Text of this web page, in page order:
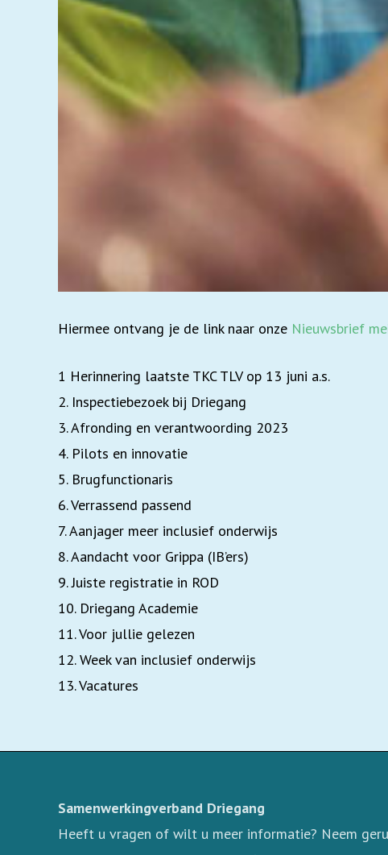
Hiermee ontvang je de link naar onze Nieuwsbrief
1 Herinnering laatste TKC TLV op 13 juni a.s.
2. Inspectiebezoek bij Driegang
3. Afronding en verantwoording 2023
4. Pilots en innovatie
5. Brugfunctionaris
6. Verrassend passend
7. Aanjager meer inclusief onderwijs
8. Aandacht voor Grippa (IB’ers)
9. Juiste registratie in ROD
10. Driegang Academie
11. Voor jullie gelezen
12. Week van inclusief onderwijs
13. Vacatures
Samenwerkingverband Driegang
Heeft u vragen of wilt u meer informatie? Neem